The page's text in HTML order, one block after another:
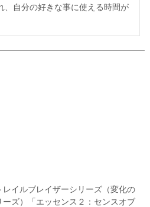
、自分の好きな事に使える時間が
イルブレイザーシリーズ（変化の
ズ）「エッセンス２：センスオブ